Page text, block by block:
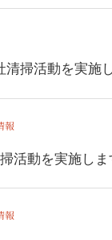
清掃活動を実施
報
活動を実施しま
報